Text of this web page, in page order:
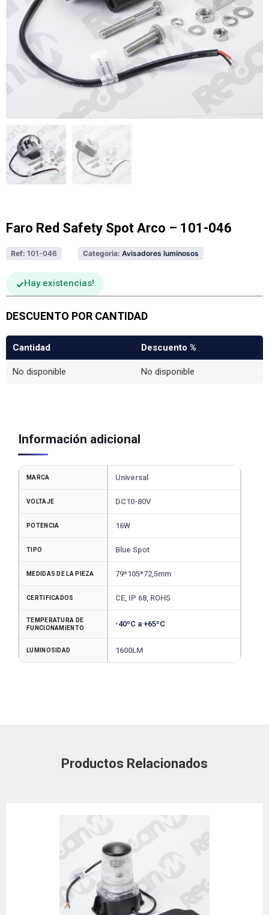
Faro Red Safety Spot Arco – 101-046
Ref: 101-046 Categoria: Avisadores luminosos
Hay existencias
DESCUENTO POR CANTIDAD
Cantidad Descuento %
No disponible No disponible
Información adicional
MARCA Universal
VOLTAJE DC10-80V
POTENCIA 16W
TIPO Blue Spot
MEDIDAS DE LA PIEZA 79*105*72,5mm
CERTIFICADOS CE, IP 68, ROHS
TEMPERATURA DE
FUNCIONAMIENTO
-40ºC a +65ºC
LUMINOSIDAD 1600LM
Productos Relacionados